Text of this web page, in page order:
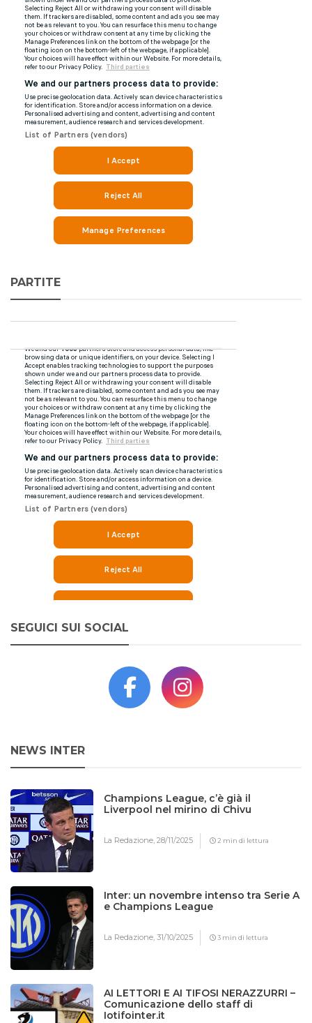
PARTITE
SEGUICI SUI SOCIAL
NEWS INTER
Champions League, c’è già il
Liverpool nel mirino di Chivu
La Redazione,28/11/2025 2 min di lettura
Inter: un novembre intenso tra Serie A
e Champions League
La Redazione,31/10/2025 3 min di lettura
AI LETTORI E AI TIFOSI NERAZZURRI –
Comunicazione dello staff di
Iotifointer.it